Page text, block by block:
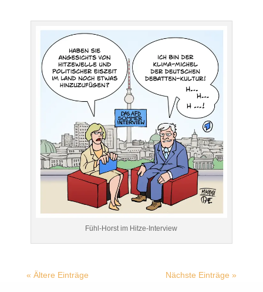
Fühl-Horst im Hitze-Interview
« Ältere Einträge Nächste Einträge »